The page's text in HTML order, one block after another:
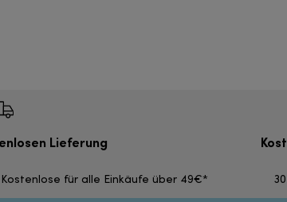
Lieferung
für alle Einkäufe über 49€*